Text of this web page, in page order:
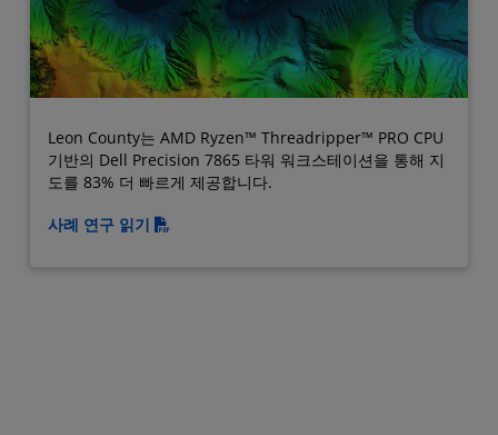
Leon County는 AMD Ryzen™ Threadripper™ PRO CPU
기반의 Dell Precision 7865 타워 워크스테이션을 통해 지
도를 83% 더 빠르게 제공합니다.
사례 연구 읽기